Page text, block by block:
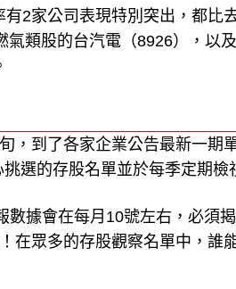
2家公司表現特別突出，都比
氣類股的台汽電（8926），以
，到了各家企業公告最新一期
挑選的存股名單並於每季定期
數據會在每月10號左右，必須
在眾多的存股觀察名單中，誰